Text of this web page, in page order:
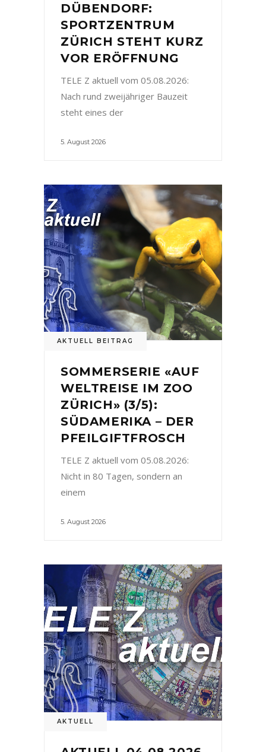
DÜBENDORF:
SPORTZENTRUM
ZÜRICH STEHT KURZ
VOR ERÖFFNUNG
TELE Z aktuell vom 05.08.2026:
Nach rund zweijähriger Bauzeit
steht eines der
5. August 2026
AKTUELL BEITRAG
SOMMERSERIE «AUF
WELTREISE IM ZOO
ZÜRICH» (3/5):
SÜDAMERIKA – DER
PFEILGIFTFROSCH
TELE Z aktuell vom 05.08.2026:
Nicht in 80 Tagen, sondern an
einem
5. August 2026
AKTUELL